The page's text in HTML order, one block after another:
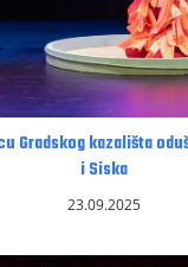
Gradskog kazališta
i Siska
23.09.2025